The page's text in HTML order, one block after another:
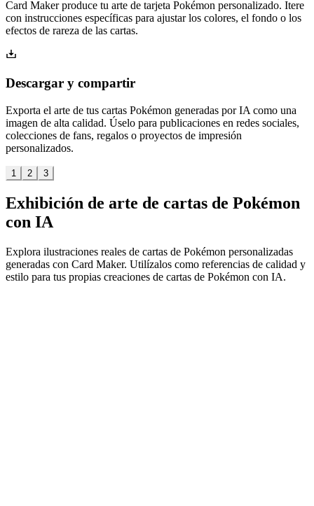
Card Maker produce tu arte de tarjeta Pokémon personalizado. Itere
con instrucciones específicas para ajustar los colores, el fondo o los
efectos de rareza de las cartas.
Descargar y compartir
Exporta el arte de tus cartas Pokémon generadas por IA como una
imagen de alta calidad. Úselo para publicaciones en redes sociales,
colecciones de fans, regalos o proyectos de impresión
personalizados.
1 2 3
Exhibición de arte de cartas de Pokémon
con IA
Explora ilustraciones reales de cartas de Pokémon personalizadas
generadas con Card Maker. Utilízalos como referencias de calidad y
estilo para tus propias creaciones de cartas de Pokémon con IA.